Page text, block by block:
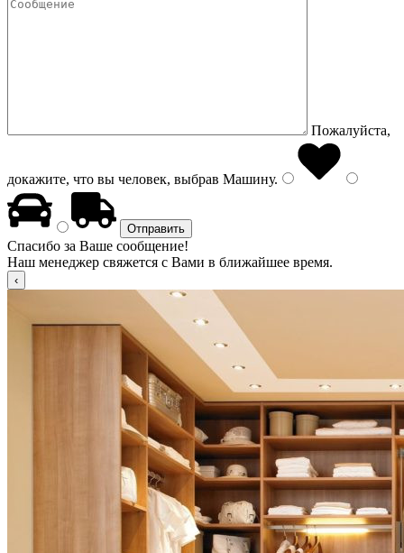
Пожалуйста,
докажите, что вы человек, выбрав Машину.
Спасибо за Ваше сообщение!
Наш менеджер свяжется с Вами в ближайшее время.